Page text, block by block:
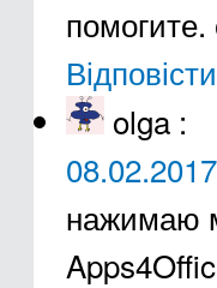
Відповісти
olga :
нажимаю